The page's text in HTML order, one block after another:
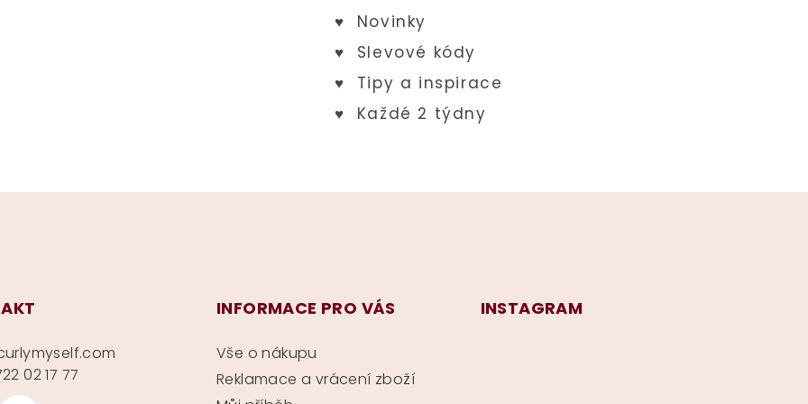
02 17 77
INFORMACE PRO VÁS
Vše o nákupu
Reklamace a vrácení zboží
INSTAGRAM